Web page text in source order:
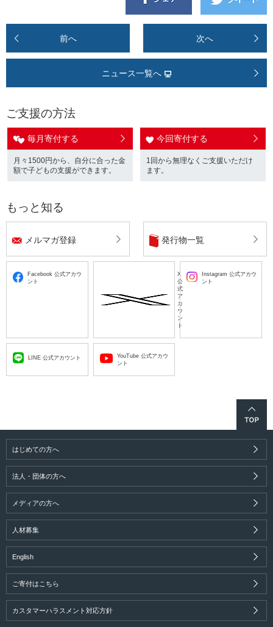
前へ 次へ
ニュース一覧へ
ご支援の方法
毎月寄付する
月々1500円から、自分に合った金
額で子どもの支援ができます。
今回寄付する
1回から無理なくご支援いただけ
ます。
もっと知る
メルマガ登録 発行物一覧
Facebook 公式アカウ
ント
X
公
式
ア
カ
ウ
ン
ト
Instagram 公式アカウ
ント
LINE 公式アカウント
YouTube 公式アカウ
ント
はじめての方へ
法人・団体の方へ
メディアの方へ
人材募集
English
ご寄付はこちら
カスタマーハラスメント対応方針